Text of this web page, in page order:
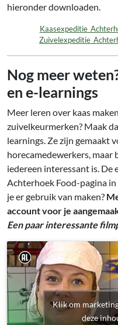
hieronder downloaden.
Nog meer
en e-learnings
Meer leren over kaas
zuivelkeurmerken? Maak
learnings. Ze zijn gemaakt
horecamedewerkers,
iedereen interessant is. De
Achterhoek Food-pagina
je er gebruik van maken?
account voor je
Een paar interessante
Klik om
deze